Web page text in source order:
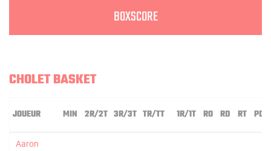
BOXSCORE
CHOLET BASKET
JOUEUR MIN 2R/2T 3R/3T TR/TT 1R/1T RO RD RT PD
Aaron